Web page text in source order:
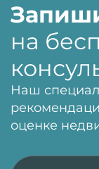
на
Наш
оценке